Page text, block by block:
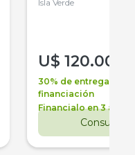
Isla Verde
U$ 120.000
30% de entrega +
financiación
Financialo en 3 años
Consultar